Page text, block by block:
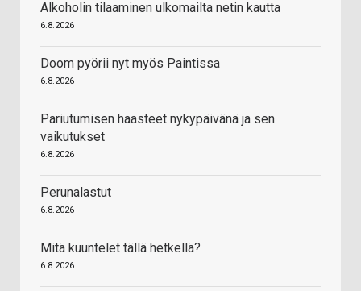
Alkoholin tilaaminen ulkomailta netin kautta
6.8.2026
Doom pyörii nyt myös Paintissa
6.8.2026
Pariutumisen haasteet nykypäivänä ja sen
vaikutukset
6.8.2026
Perunalastut
6.8.2026
Mitä kuuntelet tällä hetkellä?
6.8.2026